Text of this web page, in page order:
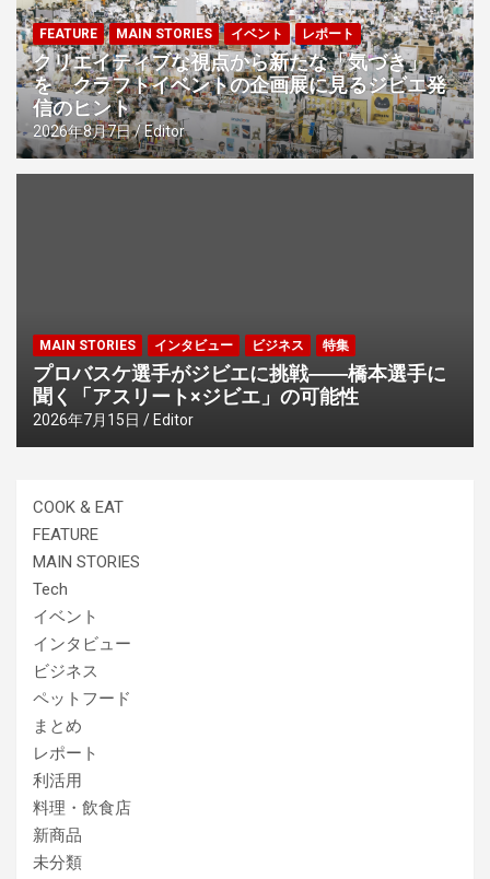
FEATURE MAIN STORIES イベント レポート
クリエイティブな視点から新たな「気づき」
を クラフトイベントの企画展に見るジビエ発
信のヒント
2026年8月7日 Editor
MAIN STORIES インタビュー ビジネス 特集
プロバスケ選手がジビエに挑戦――橋本選手に
聞く「アスリート×ジビエ」の可能性
2026年7月15日 Editor
COOK & EAT
FEATURE
MAIN STORIES
Tech
イベント
インタビュー
ビジネス
ペットフード
まとめ
レポート
利活用
料理・飲食店
新商品
未分類